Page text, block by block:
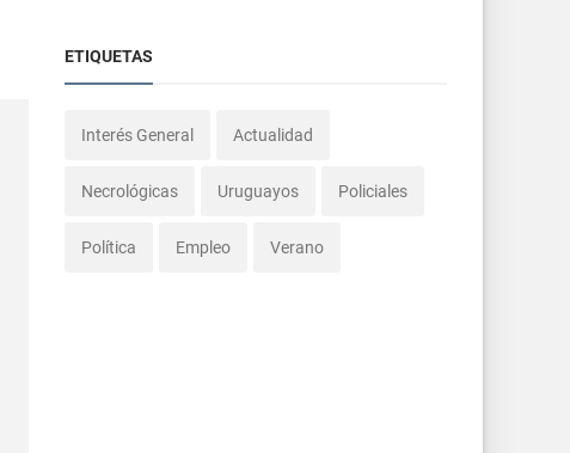
ETIQUETAS
Interés General Actualidad
Necrológicas Uruguayos Policiales
Política Empleo Verano